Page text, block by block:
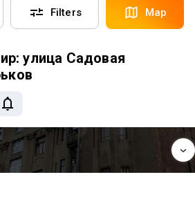
Filters Map
улица Садовая